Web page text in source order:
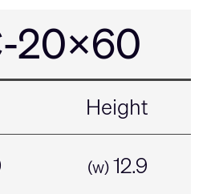
20x60
Height
(w)12.9